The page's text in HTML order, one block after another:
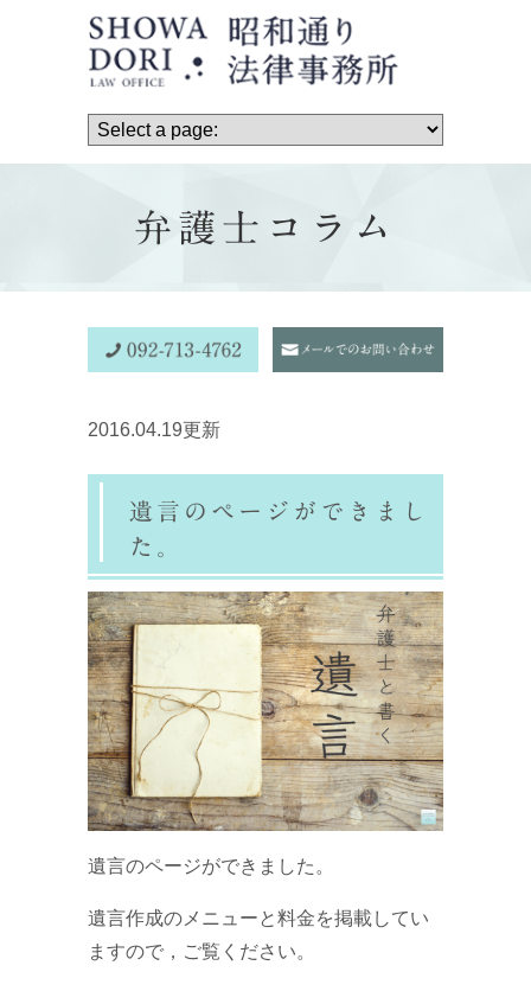
弁護士コラム
2016.04.19更新
遺言のページができまし
た。
遺言のページができました。
遺言作成のメニューと料金を掲載してい
ますので，ご覧ください。